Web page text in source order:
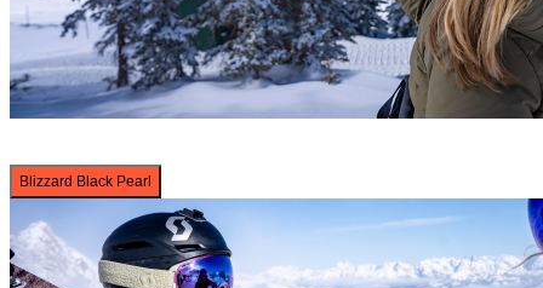
Blizzard Black Pearl